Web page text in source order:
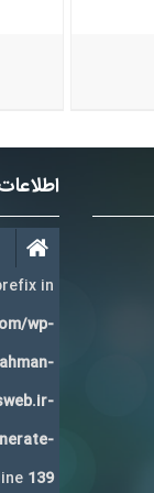
in
wp-
139